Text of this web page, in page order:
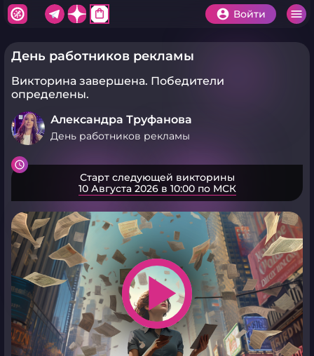
shopping_bag Войти
День работников рекламы
Викторина завершена. Победители
определены.
Александра Труфанова
День работников рекламы
Старт следующей викторины
10 Августа 2026 в 10:00 по МСК
play_arrow